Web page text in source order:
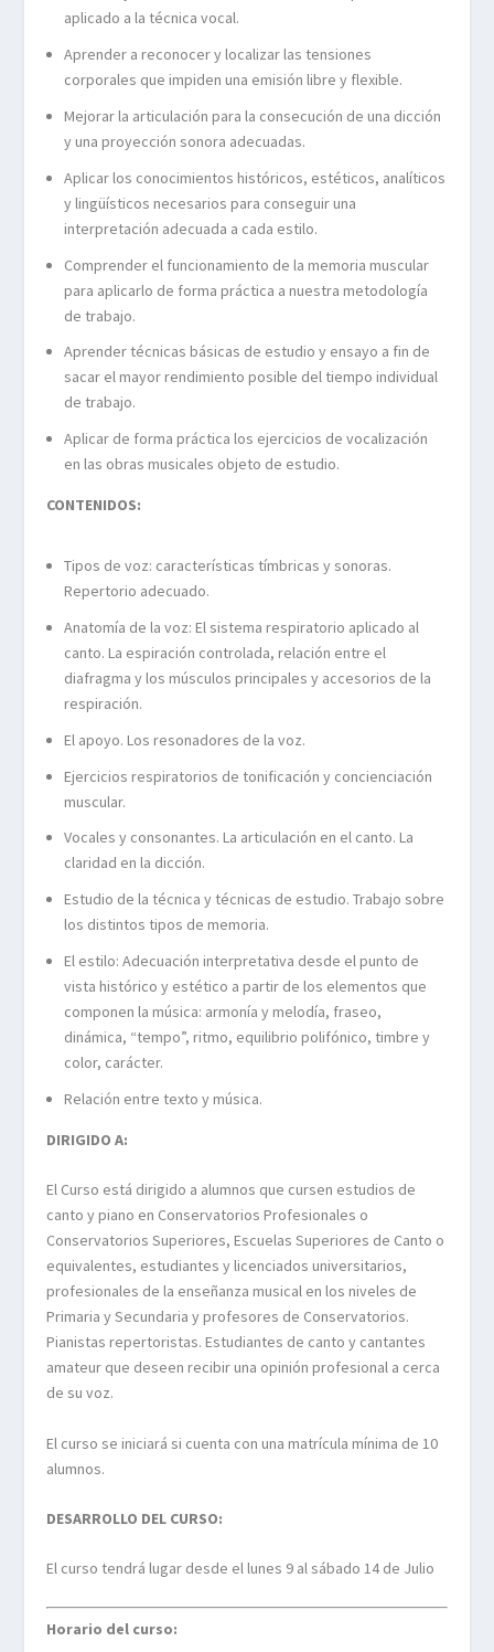
aplicado a la técnica vocal.
Aprender a reconocer y localizar las tensiones
corporales que impiden una emisión libre y flexible.
Mejorar la articulación para la consecución de una dicción
y una proyección sonora adecuadas.
Aplicar los conocimientos históricos, estéticos, analíticos
y lingüísticos necesarios para conseguir una
interpretación adecuada a cada estilo.
Comprender el funcionamiento de la memoria muscular
para aplicarlo de forma práctica a nuestra metodología
de trabajo.
Aprender técnicas básicas de estudio y ensayo a fin de
sacar el mayor rendimiento posible del tiempo individual
de trabajo.
Aplicar de forma práctica los ejercicios de vocalización
en las obras musicales objeto de estudio.
CONTENIDOS:
Tipos de voz: características tímbricas y sonoras.
Repertorio adecuado.
Anatomía de la voz: El sistema respiratorio aplicado al
canto. La espiración controlada, relación entre el
diafragma y los músculos principales y accesorios de la
respiración.
El apoyo. Los resonadores de la voz.
Ejercicios respiratorios de tonificación y concienciación
muscular.
Vocales y consonantes. La articulación en el canto. La
claridad en la dicción.
Estudio de la técnica y técnicas de estudio. Trabajo sobre
los distintos tipos de memoria.
El estilo: Adecuación interpretativa desde el punto de
vista histórico y estético a partir de los elementos que
componen la música: armonía y melodía, fraseo,
dinámica, “tempo”, ritmo, equilibrio polifónico, timbre y
color, carácter.
Relación entre texto y música.
DIRIGIDO A:
El Curso está dirigido a alumnos que cursen estudios de
canto y piano en Conservatorios Profesionales o
Conservatorios Superiores, Escuelas Superiores de Canto o
equivalentes, estudiantes y licenciados universitarios,
profesionales de la enseñanza musical en los niveles de
Primaria y Secundaria y profesores de Conservatorios.
Pianistas repertoristas. Estudiantes de canto y cantantes
amateur que deseen recibir una opinión profesional a cerca
de su voz.
El curso se iniciará si cuenta con una matrícula mínima de 10
alumnos.
DESARROLLO DEL CURSO:
El curso tendrá lugar desde el lunes 9 al sábado 14 de Julio
Horario del curso: